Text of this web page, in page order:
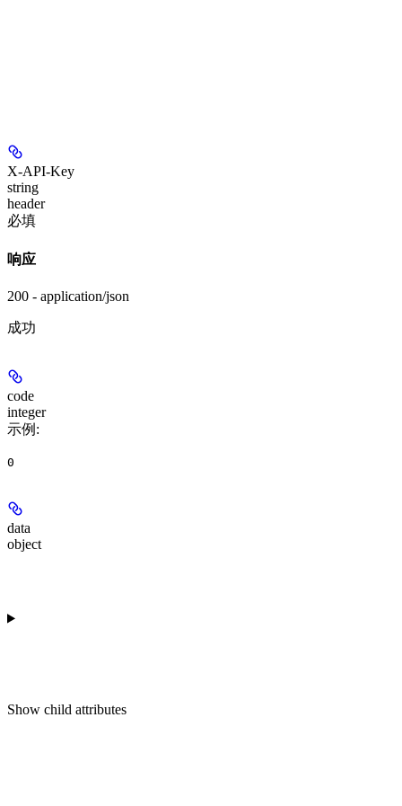
X-API-Key
string
header
必填
响应
200 - application/json
成功
code
integer
示例 :
0
data
object
Show child attributes